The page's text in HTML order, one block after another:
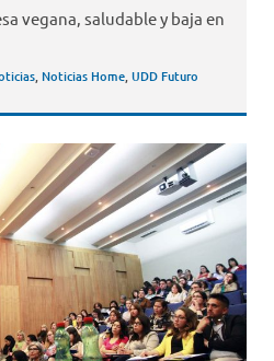
vegana, saludable y baja en
, Noticias Home,UDD Futuro